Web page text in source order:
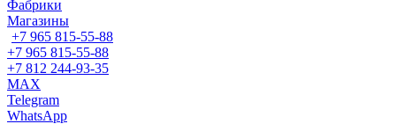
Фабрики
Магазины
+7 965 815-55-88
+7 965 815-55-88
+7 812 244-93-35
MAX
Telegram
WhatsApp